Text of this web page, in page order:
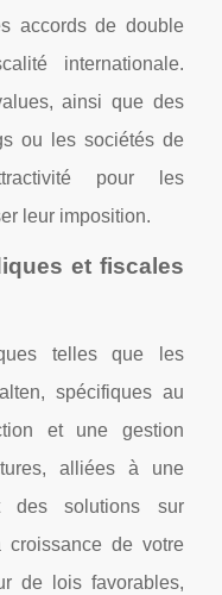
accords de double
internationale.
ainsi que des
ou les sociétés de
pour les
leur imposition.
et fiscales
telles que les
spécifiques au
et une gestion
alliées à une
des solutions sur
de votre
de lois favorables,